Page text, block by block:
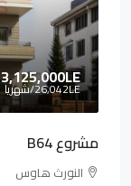
3,125,000LE
26,042LE/شهريا
مشروع B64
النورث هاوس